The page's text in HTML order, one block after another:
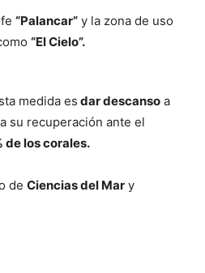
“Palancar” y la zona de uso
“El Cielo”.
medida es dar descanso a
su recuperación ante el
de los corales.
de Ciencias del Mar y